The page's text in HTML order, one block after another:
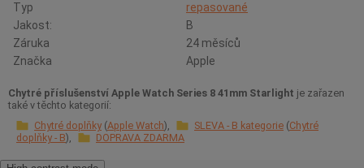
Typ
repasované
Jakost:
B
Záruka
24 měsíců
Značka
Apple
Chytré příslušenství Apple Watch Series 8 41mm Starlight je zařazen
také v těchto kategorií:
Chytré doplňky Apple Watch SLEVA - B kategorie Chytré
doplňky - B
DOPRAVA ZDARMA